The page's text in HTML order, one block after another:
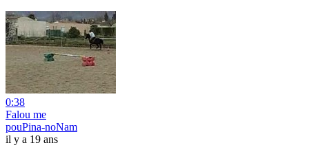
0:38
Falou me
pouPina-noNam
il y a 19 ans